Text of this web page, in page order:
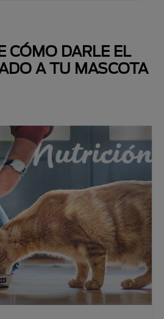
Next
CÓMO DARLE EL
A TU MASCOTA